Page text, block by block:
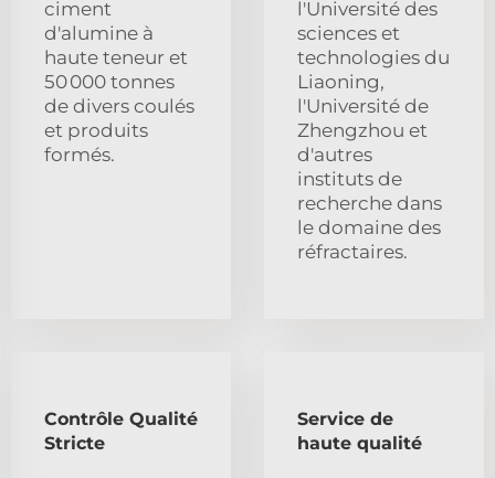
ciment
d'alumine à
haute teneur et
50 000 tonnes
de divers coulés
et produits
formés.
l'Université des
sciences et
technologies du
Liaoning,
l'Université de
Zhengzhou et
d'autres
instituts de
recherche dans
le domaine des
réfractaires.
Contrôle Qualité
Stricte
Service de
haute qualité